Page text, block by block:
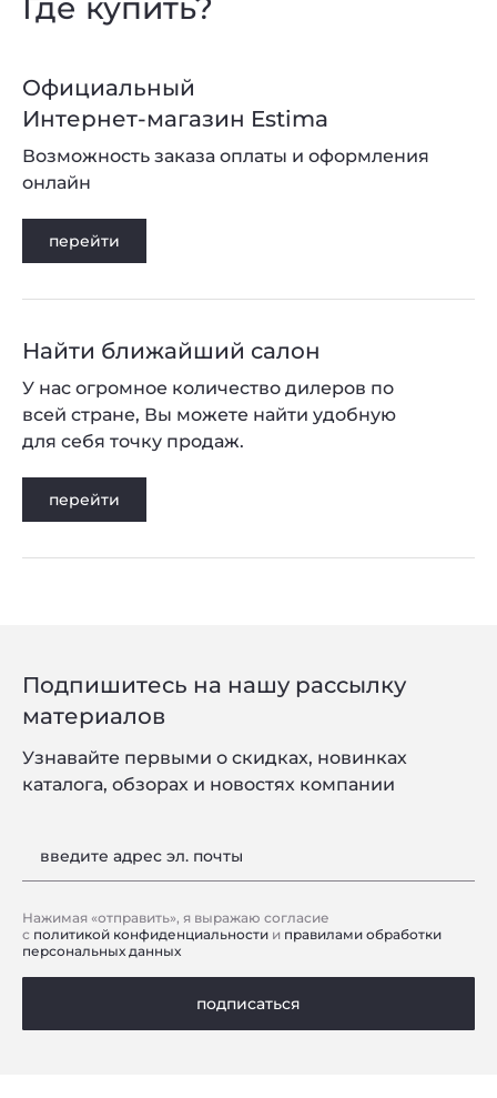
Где купить?
Официальный
Интернет-магазин Estima
перейти
Возможность заказа оплаты и оформления
онлайн
Найти ближайший салон
перейти
У нас огромное количество дилеров по
всей стране, Вы можете найти удобную
для себя точку продаж.
Подпишитесь на нашу рассылку
материалов
Узнавайте первыми о скидках, новинках
каталога, обзорах и новостях компании
введите адрес эл. почты
Нажимая «отправить», я выражаю согласие
с политикой конфиденциальности и правилами обработки
персональных данных
подписаться